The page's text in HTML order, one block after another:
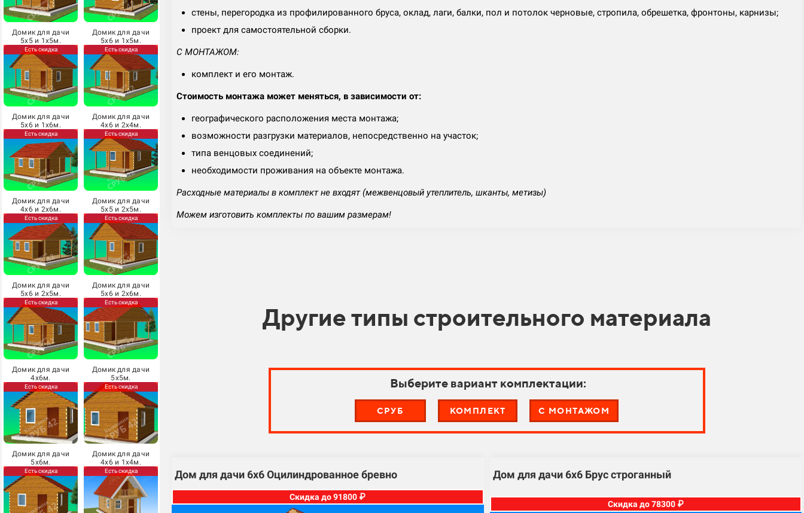
Домик для дачи
5х5 и 1х5м.
Есть скидка
Домик для дачи
5х6 и 1х5м.
Есть скидка
Домик для дачи
5х6 и 1х6м.
Есть скидка
Домик для дачи
4х6 и 2х4м.
Есть скидка
Домик для дачи
4х6 и 2х6м.
Есть скидка
Домик для дачи
5х5 и 2х5м.
Есть скидка
Домик для дачи
5х6 и 2х5м.
Есть скидка
Домик для дачи
5х6 и 2х6м.
Есть скидка
Домик для дачи
4х6м.
Есть скидка
Домик для дачи
5х5м.
Есть скидка
Домик для дачи
5х6м.
Есть скидка
Домик для дачи
4х6 и 1х4м.
Есть скидка
стены, перегородка из профилированного бруса, оклад, лаги, балки, пол и потолок черновые, стропила, обрешетка, фронтоны, карнизы;
проект для самостоятельной сборки.
С МОНТАЖОМ:
комплект и его монтаж.
Стоимость монтажа может меняться, в зависимости от:
географического расположения места монтажа;
возможности разгрузки материалов, непосредственно на участок;
типа венцовых соединений;
необходимости проживания на объекте монтажа.
Расходные материалы в комплект не входят (межвенцовый утеплитель, шканты, метизы)
Можем изготовить комплекты по вашим размерам!
Другие типы строительного материала
Выберите вариант комплектации:
СРУБ КОМПЛЕКТ С МОНТАЖОМ
Дом для дачи 6х6 Оцилиндрованное бревно
Скидка до 91800 ₽
Дом для дачи 6х6 Брус строганный
Скидка до 78300 ₽